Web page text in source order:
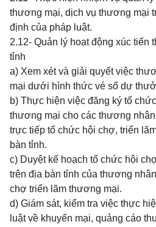
thương mại, dịch vụ thương mại
định của pháp luật.
2.12- Quản lý hoạt động xúc tiến
tỉnh
a) Xem xét và giải quyết việc
mại dưới hình thức vé số dự
b) Thực hiện việc đăng ký tổ
thương mại cho các thương
trực tiếp tổ chức hội chợ, triển
bàn tỉnh.
c) Duyệt kế hoạch tổ chức hội
trên địa bàn tỉnh của thương
chợ triển lãm thương mại.
d) Giám sát, kiểm tra việc thực
luật về khuyến mại, quảng cáo